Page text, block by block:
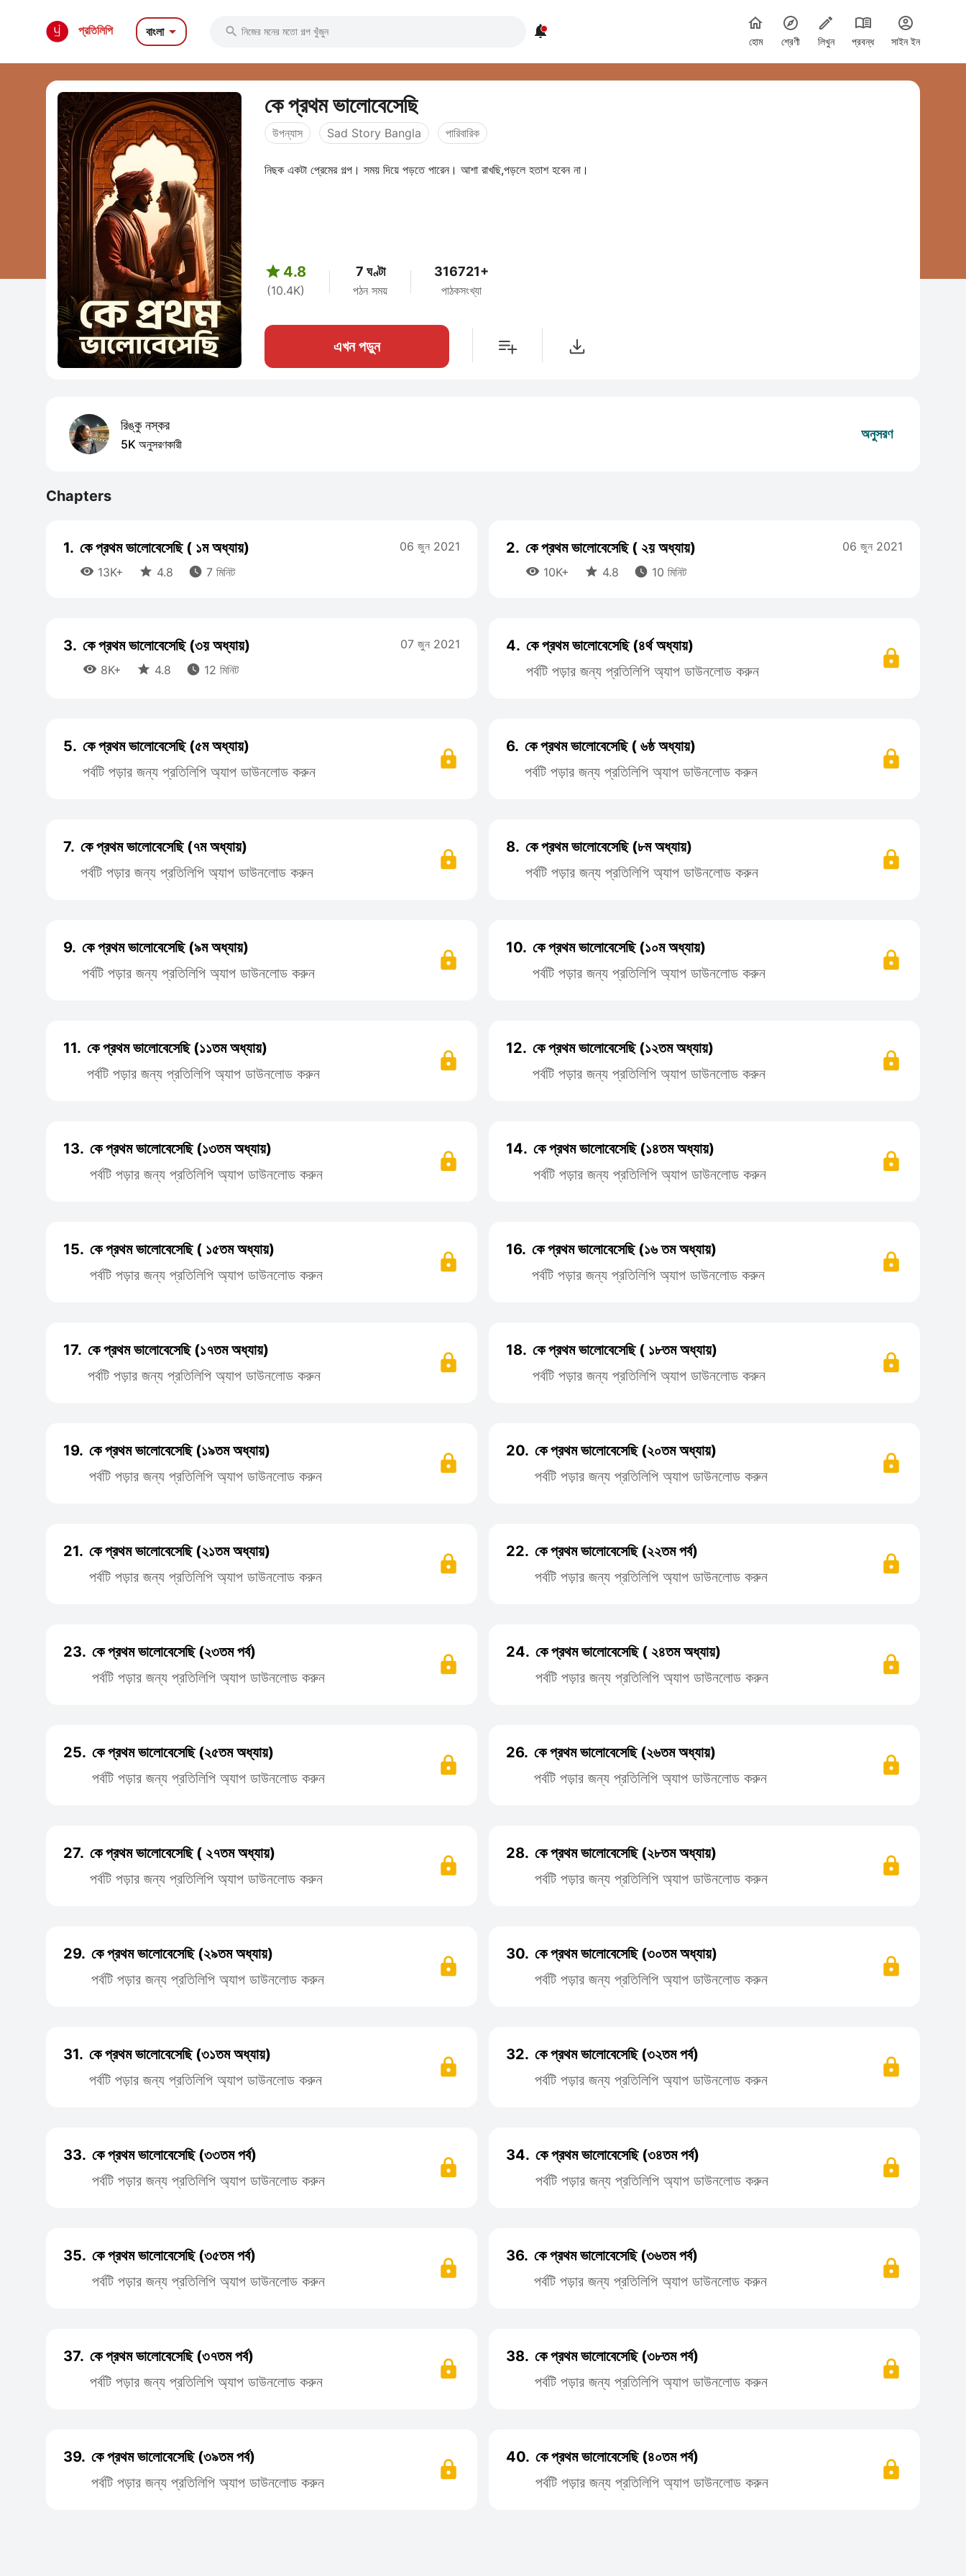
প্রতিলিপি বাংলা  
হোম শ্রেণী লিখুন প্রবন্ধ সাইন ইন
কে প্রথম ভালোবেসেছি
উপন্যাস Sad Story Bangla পারিবারিক
নিছক একটা প্রেমের গল্প। সময় দিয়ে পড়তে পারেন। আশা রাখছি,পড়লে হতাশ হবেন না।
 4.8
(10.4K)
7 ঘণ্টা
পঠন সময়
316721+
পাঠকসংখ্যা
এখন পড়ুন
রিঙ্কু নস্কর
5K অনুসরণকারী
অনুসরণ
Chapters
1. কে প্রথম ভালোবেসেছি ( ১ম অধ্যায়)
 13K+  4.8  7 মিনিট
06 জুন 2021 2. কে প্রথম ভালোবেসেছি ( ২য় অধ্যায়)
 10K+  4.8  10 মিনিট
06 জুন 2021
3. কে প্রথম ভালোবেসেছি (৩য় অধ্যায়)
 8K+  4.8  12 মিনিট
07 জুন 2021 4. কে প্রথম ভালোবেসেছি (৪র্থ অধ্যায়)
পর্বটি পড়ার জন্য প্রতিলিপি অ্যাপ ডাউনলোড করুন
5. কে প্রথম ভালোবেসেছি (৫ম অধ্যায়)
পর্বটি পড়ার জন্য প্রতিলিপি অ্যাপ ডাউনলোড করুন
6. কে প্রথম ভালোবেসেছি ( ৬ষ্ঠ অধ্যায়)
পর্বটি পড়ার জন্য প্রতিলিপি অ্যাপ ডাউনলোড করুন
7. কে প্রথম ভালোবেসেছি (৭ম অধ্যায়)
পর্বটি পড়ার জন্য প্রতিলিপি অ্যাপ ডাউনলোড করুন
8. কে প্রথম ভালোবেসেছি (৮ম অধ্যায়)
পর্বটি পড়ার জন্য প্রতিলিপি অ্যাপ ডাউনলোড করুন
9. কে প্রথম ভালোবেসেছি (৯ম অধ্যায়)
পর্বটি পড়ার জন্য প্রতিলিপি অ্যাপ ডাউনলোড করুন
10. কে প্রথম ভালোবেসেছি (১০ম অধ্যায়)
পর্বটি পড়ার জন্য প্রতিলিপি অ্যাপ ডাউনলোড করুন
11. কে প্রথম ভালোবেসেছি (১১তম অধ্যায়)
পর্বটি পড়ার জন্য প্রতিলিপি অ্যাপ ডাউনলোড করুন
12. কে প্রথম ভালোবেসেছি (১২তম অধ্যায়)
পর্বটি পড়ার জন্য প্রতিলিপি অ্যাপ ডাউনলোড করুন
13. কে প্রথম ভালোবেসেছি (১৩তম অধ্যায়)
পর্বটি পড়ার জন্য প্রতিলিপি অ্যাপ ডাউনলোড করুন
14. কে প্রথম ভালোবেসেছি (১৪তম অধ্যায়)
পর্বটি পড়ার জন্য প্রতিলিপি অ্যাপ ডাউনলোড করুন
15. কে প্রথম ভালোবেসেছি ( ১৫তম অধ্যায়)
পর্বটি পড়ার জন্য প্রতিলিপি অ্যাপ ডাউনলোড করুন
16. কে প্রথম ভালোবেসেছি (১৬ তম অধ্যায়)
পর্বটি পড়ার জন্য প্রতিলিপি অ্যাপ ডাউনলোড করুন
17. কে প্রথম ভালোবেসেছি (১৭তম অধ্যায়)
পর্বটি পড়ার জন্য প্রতিলিপি অ্যাপ ডাউনলোড করুন
18. কে প্রথম ভালোবেসেছি ( ১৮তম অধ্যায়)
পর্বটি পড়ার জন্য প্রতিলিপি অ্যাপ ডাউনলোড করুন
19. কে প্রথম ভালোবেসেছি (১৯তম অধ্যায়)
পর্বটি পড়ার জন্য প্রতিলিপি অ্যাপ ডাউনলোড করুন
20. কে প্রথম ভালোবেসেছি (২০তম অধ্যায়)
পর্বটি পড়ার জন্য প্রতিলিপি অ্যাপ ডাউনলোড করুন
21. কে প্রথম ভালোবেসেছি (২১তম অধ্যায়)
পর্বটি পড়ার জন্য প্রতিলিপি অ্যাপ ডাউনলোড করুন
22. কে প্রথম ভালোবেসেছি (২২তম পর্ব)
পর্বটি পড়ার জন্য প্রতিলিপি অ্যাপ ডাউনলোড করুন
23. কে প্রথম ভালোবেসেছি (২৩তম পর্ব)
পর্বটি পড়ার জন্য প্রতিলিপি অ্যাপ ডাউনলোড করুন
24. কে প্রথম ভালোবেসেছি ( ২৪তম অধ্যায়)
পর্বটি পড়ার জন্য প্রতিলিপি অ্যাপ ডাউনলোড করুন
25. কে প্রথম ভালোবেসেছি (২৫তম অধ্যায়)
পর্বটি পড়ার জন্য প্রতিলিপি অ্যাপ ডাউনলোড করুন
26. কে প্রথম ভালোবেসেছি (২৬তম অধ্যায়)
পর্বটি পড়ার জন্য প্রতিলিপি অ্যাপ ডাউনলোড করুন
27. কে প্রথম ভালোবেসেছি ( ২৭তম অধ্যায়)
পর্বটি পড়ার জন্য প্রতিলিপি অ্যাপ ডাউনলোড করুন
28. কে প্রথম ভালোবেসেছি (২৮তম অধ্যায়)
পর্বটি পড়ার জন্য প্রতিলিপি অ্যাপ ডাউনলোড করুন
29. কে প্রথম ভালোবেসেছি (২৯তম অধ্যায়)
পর্বটি পড়ার জন্য প্রতিলিপি অ্যাপ ডাউনলোড করুন
30. কে প্রথম ভালোবেসেছি (৩০তম অধ্যায়)
পর্বটি পড়ার জন্য প্রতিলিপি অ্যাপ ডাউনলোড করুন
31. কে প্রথম ভালোবেসেছি (৩১তম অধ্যায়)
পর্বটি পড়ার জন্য প্রতিলিপি অ্যাপ ডাউনলোড করুন
32. কে প্রথম ভালোবেসেছি (৩২তম পর্ব)
পর্বটি পড়ার জন্য প্রতিলিপি অ্যাপ ডাউনলোড করুন
33. কে প্রথম ভালোবেসেছি (৩৩তম পর্ব)
পর্বটি পড়ার জন্য প্রতিলিপি অ্যাপ ডাউনলোড করুন
34. কে প্রথম ভালোবেসেছি (৩৪তম পর্ব)
পর্বটি পড়ার জন্য প্রতিলিপি অ্যাপ ডাউনলোড করুন
35. কে প্রথম ভালোবেসেছি (৩৫তম পর্ব)
পর্বটি পড়ার জন্য প্রতিলিপি অ্যাপ ডাউনলোড করুন
36. কে প্রথম ভালোবেসেছি (৩৬তম পর্ব)
পর্বটি পড়ার জন্য প্রতিলিপি অ্যাপ ডাউনলোড করুন
37. কে প্রথম ভালোবেসেছি (৩৭তম পর্ব)
পর্বটি পড়ার জন্য প্রতিলিপি অ্যাপ ডাউনলোড করুন
38. কে প্রথম ভালোবেসেছি (৩৮তম পর্ব)
পর্বটি পড়ার জন্য প্রতিলিপি অ্যাপ ডাউনলোড করুন
39. কে প্রথম ভালোবেসেছি (৩৯তম পর্ব)
পর্বটি পড়ার জন্য প্রতিলিপি অ্যাপ ডাউনলোড করুন
40. কে প্রথম ভালোবেসেছি (৪০তম পর্ব)
পর্বটি পড়ার জন্য প্রতিলিপি অ্যাপ ডাউনলোড করুন